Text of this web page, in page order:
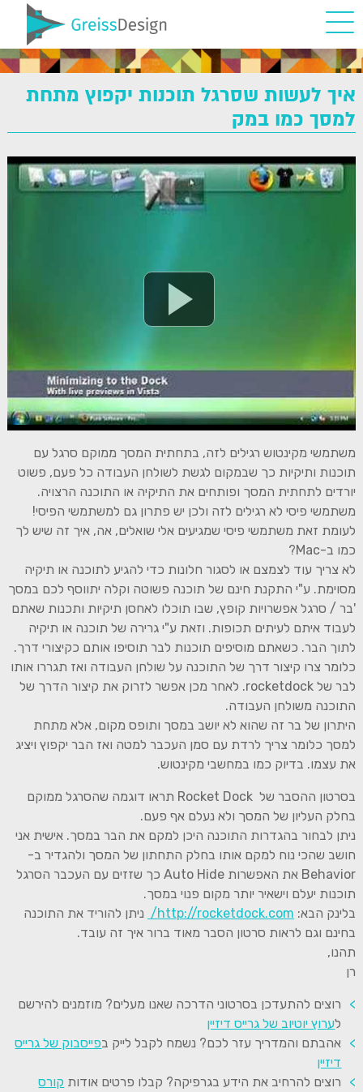
איך לעשות שסרגל תוכנות יקפוץ מתחת
למסך כמו במק
משתמשי מקינטוש רגילים לזה, בתחתית המסך ממוקם סרגל עם
תוכנות ותיקיות כך שבמקום לגשת לשולחן העבודה כל פעם, פשוט
יורדים לתחתית המסך ופותחים את התיקיה או התוכנה הרצויה.
משתמשי פיסי לא רגילים לזה ולכן יש פתרון גם למשתמשי הפיסי!
לעומת זאת משתמשי פיסי שמגיעים אלי שואלים, אה, איך זה שיש לך
כמו ב-Mac?
לא צריך עוד לצמצם או לסגור חלונות כדי להגיע לתוכנה או תיקיה
מסוימת. ע"י התקנת חינם של תוכנה פשוטה וקלה יתווסף לכם במסך
'בר / סרגל אפשרויות קופץ, שבו תוכלו לאחסן תיקיות ותכנות שאתם
לעבוד איתם לעיתים תכופות. וזאת ע"י גרירה של תוכנה או תיקיה
לתוך הבר. כשאתם מוסיפים תוכנות לבר תוסיפו אותם כקיצורי דרך.
כלומר צרו קיצור דרך של התוכנה על שולחן העבודה ואז תגררו אותו
לבר של rocketdock. לאחר מכן אפשר לזרוק את קיצור הדרך של
התוכנה משולחן העבודה.
היתרון של בר זה שהוא לא יושב במסך ותופס מקום, אלא מתחת
למסך כלומר צריך לרדת עם סמן העכבר למטה ואז הבר יקפוץ ויציג
את עצמו. בדיוק כמו במחשבי מקינטוש.
בסרטון ההסבר של Rocket Dock תראו דוגמה שהסרגל ממוקם
בחלק העליון של המסך ולא נעלם אף פעם.
ניתן לבחור בהגדרות התוכנה היכן למקם את הבר במסך. אישית אני
חושב שהכי נוח למקם אותו בחלק התחתון של המסך ולהגדיר ב-
Behavior את האפשרות Auto Hide כך שזזים עם העכבר הסרגל
תוכנות יעלם וישאיר יותר מקום פנוי במסך.
בלינק הבא: http://rocketdock.com/
ניתן להוריד את התוכנה
בחינם וגם לראות סרטון הסבר מאוד ברור איך זה עובד.
תהנו,
רן
רוצים להתעדכן בסרטוני הדרכה שאנו מעלים? מוזמנים להירשם
לערוץ יוטיוב של גרייס דיזיין
אהבתם והמדריך עזר לכם? נשמח לקבל לייק בפייסבוק של גרייס
דיזיין
רוצים להרחיב את הידע בגרפיקה? קבלו פרטים אודות קורס